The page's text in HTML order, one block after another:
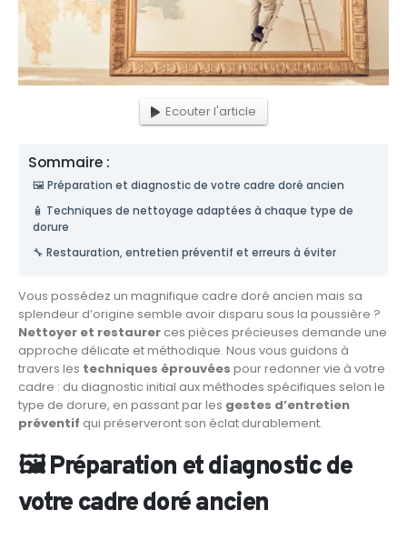
Ecouter l'article
Sommaire :
🖼️ Préparation et diagnostic de votre cadre doré ancien
🧴 Techniques de nettoyage adaptées à chaque type de
dorure
🔧 Restauration, entretien préventif et erreurs à éviter
Vous possédez un magnifique cadre doré ancien mais sa
splendeur d’origine semble avoir disparu sous la poussière ?
Nettoyer et restaurer ces pièces précieuses demande une
approche délicate et méthodique. Nous vous guidons à
travers les techniques éprouvées pour redonner vie à votre
cadre : du diagnostic initial aux méthodes spécifiques selon le
type de dorure, en passant par les gestes d’entretien
préventif qui préserveront son éclat durablement.
🖼️ Préparation et diagnostic de
votre cadre doré ancien